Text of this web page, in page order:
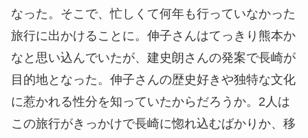
なった。そこで、忙しくて何年も行っていなかった
旅行に出かけることに。伸子さんはてっきり熊本か
なと思い込んでいたが、建史朗さんの発案で長崎が
目的地となった。伸子さんの歴史好きや独特な文化
に惹かれる性分を知っていたからだろうか。2人は
この旅行がきっかけで長崎に惚れ込むばかりか、移